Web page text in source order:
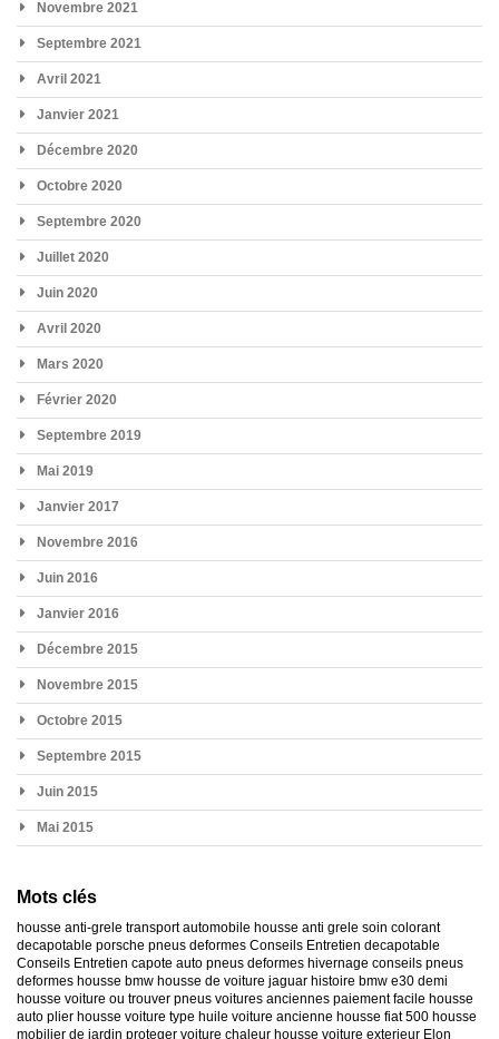
Novembre 2021
Septembre 2021
Avril 2021
Janvier 2021
Décembre 2020
Octobre 2020
Septembre 2020
Juillet 2020
Juin 2020
Avril 2020
Mars 2020
Février 2020
Septembre 2019
Mai 2019
Janvier 2017
Novembre 2016
Juin 2016
Janvier 2016
Décembre 2015
Novembre 2015
Octobre 2015
Septembre 2015
Juin 2015
Mai 2015
Mots clés
housse anti-grele transport automobile housse anti grele soin colorant
decapotable porsche pneus deformes Conseils Entretien decapotable
Conseils Entretien capote auto pneus deformes hivernage conseils pneus
deformes housse bmw housse de voiture jaguar histoire bmw e30 demi
housse voiture ou trouver pneus voitures anciennes paiement facile housse
auto plier housse voiture type huile voiture ancienne housse fiat 500 housse
mobilier de jardin proteger voiture chaleur housse voiture exterieur Elon